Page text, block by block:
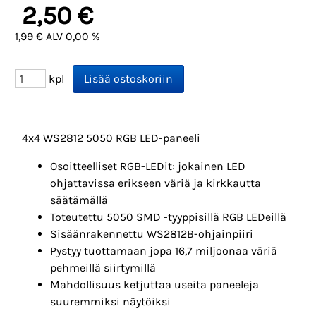
2,50 €
1,99 € ALV 0,00 %
kpl
4x4 WS2812 5050 RGB LED-paneeli
Osoitteelliset RGB-LEDit: jokainen LED
ohjattavissa erikseen väriä ja kirkkautta
säätämällä
Toteutettu 5050 SMD -tyyppisillä RGB LEDeillä
Sisäänrakennettu WS2812B-ohjainpiiri
Pystyy tuottamaan jopa 16,7 miljoonaa väriä
pehmeillä siirtymillä
Mahdollisuus ketjuttaa useita paneeleja
suuremmiksi näytöiksi